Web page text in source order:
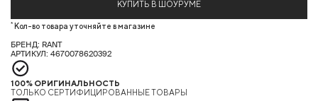
КУПИТЬ В ШОУРУМЕ
* Кол-во товара уточняйте в магазине
БРЕНД: RANT
АРТИКУЛ: 4670078620392
100% ОРИГИНАЛЬНОСТЬ
ТОЛЬКО СЕРТИФИЦИРОВАННЫЕ ТОВАРЫ